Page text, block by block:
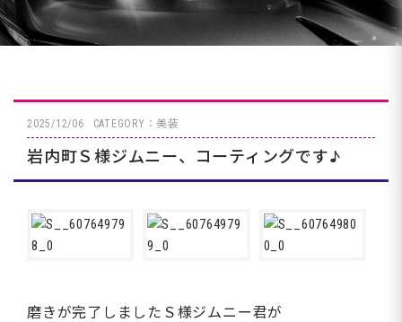
2025/12/06 CATEGORY：美装
岩内町Ｓ様ジムニー、コーティングです♪
磨きが完了しましたＳ様ジムニー君が